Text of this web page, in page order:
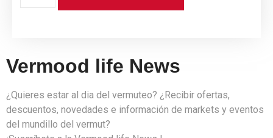
Vermood life News
¿Quieres estar al dia del vermuteo? ¿Recibir ofertas,
descuentos, novedades e información de markets y eventos
del mundillo del vermut?